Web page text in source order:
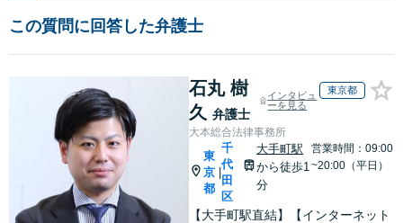
この質問に回答した弁護士
石丸 樹
久 弁護士
インタビュ
ーを見る
東京都
大本総合法律事務所
東
京
都
千
代
田
区
大手町駅
から徒歩1
分
営業時間：09:00
~20:00（平日）
【大手町駅直結】【インターネット